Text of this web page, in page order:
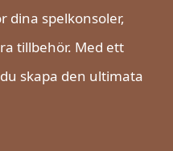
dina spelkonsoler,
tillbehör. Med ett
skapa den ultimata